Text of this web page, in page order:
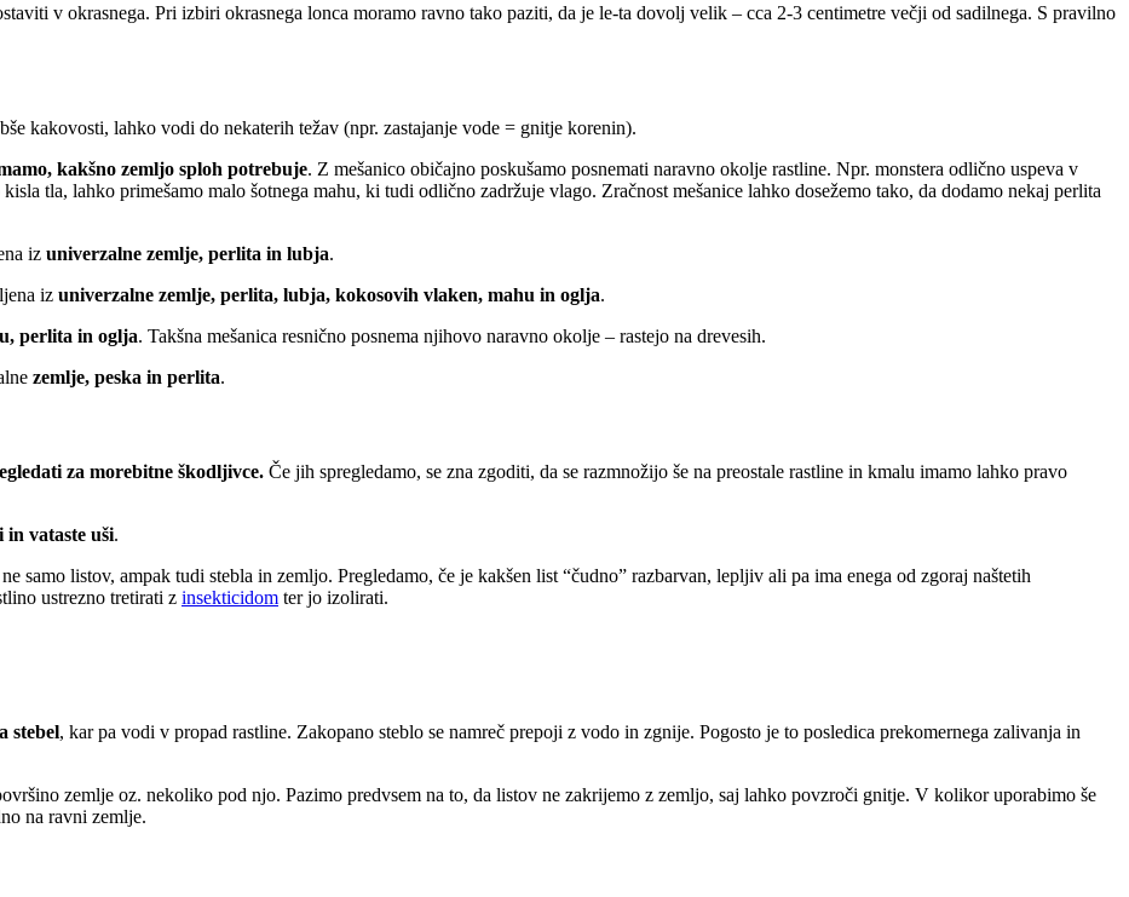
v okrasnega. Pri izbiri okrasnega lonca moramo ravno tako paziti, da je le-ta dovolj velik – cca 2-3 centimetre večji od sadilnega. S pravilno
kakovosti, lahko vodi do nekaterih težav (npr. zastajanje vode = gnitje korenin).
kakšno zemljo sploh potrebuje. Z mešanico običajno poskušamo posnemati naravno okolje rastline. Npr. monstera odlično uspeva v
tla, lahko primešamo malo šotnega mahu, ki tudi odlično zadržuje vlago. Zračnost mešanice lahko dosežemo tako, da dodamo nekaj perlita
iz univerzalne zemlje, perlita in lubja.
iz univerzalne zemlje, perlita, lubja, kokosovih vlaken, mahu in oglja.
perlita in oglja. Takšna mešanica resnično posnema njihovo naravno okolje – rastejo na drevesih.
zemlje, peska in perlita.
za morebitne škodljivce. Če jih spregledamo, se zna zgoditi, da se razmnožijo še na preostale rastline in kmalu imamo lahko pravo
vataste uši.
samo listov, ampak tudi stebla in zemljo. Pregledamo, če je kakšen list “čudno” razbarvan, lepljiv ali pa ima enega od zgoraj naštetih
ustrezno tretirati z insekticidom ter jo izolirati.
stebel, kar pa vodi v propad rastline. Zakopano steblo se namreč prepoji z vodo in zgnije. Pogosto je to posledica prekomernega zalivanja in
zemlje oz. nekoliko pod njo. Pazimo predvsem na to, da listov ne zakrijemo z zemljo, saj lahko povzroči gnitje. V kolikor uporabimo še
na ravni zemlje.